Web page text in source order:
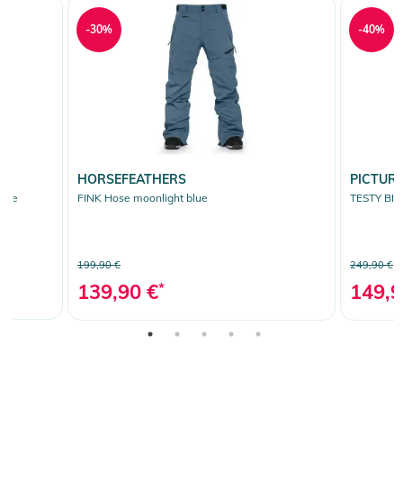
HORSEFEATHERS
FINK Hose moonlight blue
199,90 €
139,90 €*
-30%
PICTURE
TESTY
249,90 €
-40%